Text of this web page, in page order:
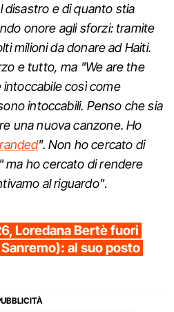
disastro e di quanto stia
onore agli sforzi: tramite
milioni da donare ad Haiti.
e tutto, ma "We are the
così come
intoccabili. Penso che sia
una nuova canzone. Ho
". Non ho cercato di
ma ho cercato di rendere
al riguardo".
Loredana Bertè fuori
al suo posto